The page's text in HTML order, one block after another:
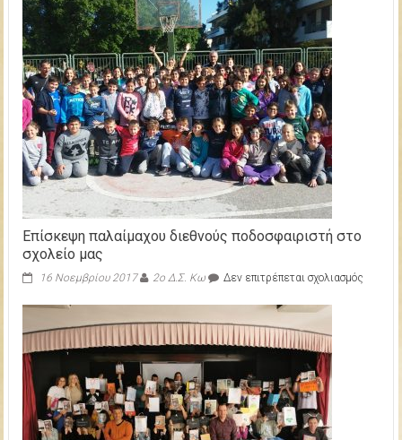
Επίσκεψη παλαίμαχου διεθνούς ποδοσφαιριστή στο
σχολείο μας
16 Νοεμβρίου 2017 2ο Δ.Σ. Κω Δεν επιτρέπεται σχολιασμόςστο